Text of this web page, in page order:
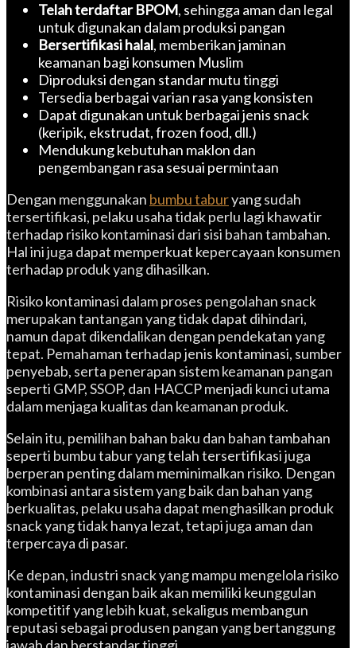
Telah terdaftar BPOM, sehingga aman dan legal
untuk digunakan dalam produksi pangan
Bersertifikasi halal, memberikan jaminan
keamanan bagi konsumen Muslim
Diproduksi dengan standar mutu tinggi
Tersedia berbagai varian rasa yang konsisten
Dapat digunakan untuk berbagai jenis snack
(keripik, ekstrudat, frozen food, dll.)
Mendukung kebutuhan maklon dan
pengembangan rasa sesuai permintaan
Dengan menggunakan bumbu taburyang sudah
tersertifikasi, pelaku usaha tidak perlu lagi khawatir
terhadap risiko kontaminasi dari sisi bahan tambahan.
Hal ini juga dapat memperkuat kepercayaan konsumen
terhadap produk yang dihasilkan.
Risiko kontaminasi dalam proses pengolahan snack
merupakan tantangan yang tidak dapat dihindari,
namun dapat dikendalikan dengan pendekatan yang
tepat. Pemahaman terhadap jenis kontaminasi, sumber
penyebab, serta penerapan sistem keamanan pangan
seperti GMP, SSOP, dan HACCP menjadi kunci utama
dalam menjaga kualitas dan keamanan produk.
Selain itu, pemilihan bahan baku dan bahan tambahan
seperti bumbu tabur yang telah tersertifikasi juga
berperan penting dalam meminimalkan risiko. Dengan
kombinasi antara sistem yang baik dan bahan yang
berkualitas, pelaku usaha dapat menghasilkan produk
snack yang tidak hanya lezat, tetapi juga aman dan
terpercaya di pasar.
Ke depan, industri snack yang mampu mengelola risiko
kontaminasi dengan baik akan memiliki keunggulan
kompetitif yang lebih kuat, sekaligus membangun
reputasi sebagai produsen pangan yang bertanggung